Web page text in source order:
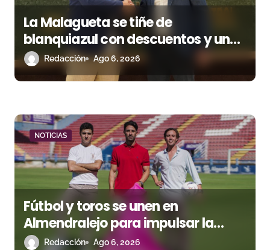
e
e
n
t
r
a
d
a
La Malagueta se tiñe de
blanquiazul con descuentos y una
corrida homenaje al Málaga CF
Redacción Ago 6, 2026
NOTICIAS
Fútbol y toros se unen en
Almendralejo para impulsar la
corrida de la Piedad
Redacción Ago 6, 2026